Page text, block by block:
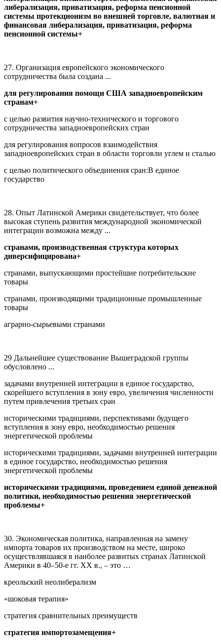
либерализация, приватизация, реформа пенсионной
системы протекционизм во внешней торговле, валютная и
финансовая либерализация, приватизация, реформа
пенсионной системы+
27. Организация европейского экономического
сотрудничества была создана ...
для регулирования помощи США западноевропейским
странам+
с целью развития научно-технического и торгового
сотрудничества западноевропейских стран
для регулирования вопросов взаимодействия
западноевропейских стран в области торговли углем и сталью
с целью политического объединения сран:В единое
государство
28. Опыт Латинской Америки свидетельствует, что более
высокая ступень развития международной экономической
интеграции возможна между ...
странами, производственная структура которых
диверсифицирована+
странами, выпускающими простейшие потребительские
товары
странами, производящими традиционные промышленные
товары
аграрно-сырьевыми странами
29 Дальнейшее существование Вышеградской группы
обусловлено ...
задачами внутренней интеграции в единое государство,
скорейшего вступления в зону евро, увеличения численности
путем привлечения третьих сран
историческими традициями, перспективами будущего
вступления в зону евро, необходимостью решения
энергетической проблемы
историческими традициями, задачами внутренней интеграции
в единое государство, необходимостью решения
энергетической проблемы
историческими традициями, проведением единой денежной
политики, необходимостью решения энергетической
проблемы+
30. Экономическая политика, направленная на замену
импорта товаров их производством на месте, широко
осуществлявшаяся в наиболее развитых странах Латинской
Америки в 40–50-е гг. ХХ в., – это …
креольский неолиберализм
«шоковая терапия»
стратегия сравнительных преимуществ
стратегия импортозамещения+